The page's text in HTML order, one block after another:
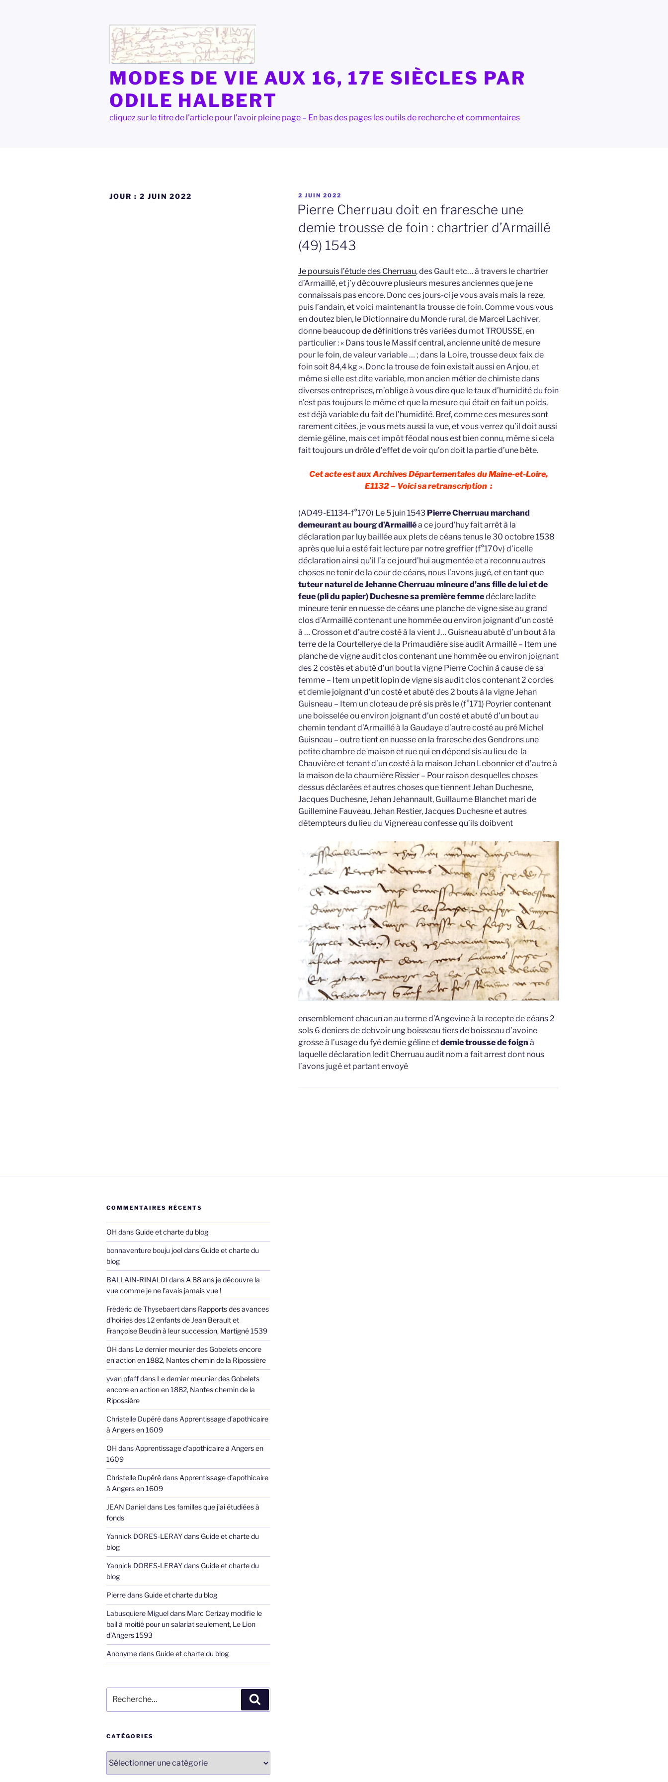
MODES DE VIE AUX 16, 17E SIÈCLES PAR
ODILE HALBERT
cliquez sur le titre de l'article pour l'avoir pleine page – En bas des pages les outils de recherche et commentaires
JOUR : 2 JUIN 2022
PUBLIÉ
LE
2 JUIN 2022
Pierre Cherruau doit en fraresche une
demie trousse de foin : chartrier d’Armaillé
(49) 1543
Je poursuis l’étude des Cherruau, des Gault etc… à travers le chartrier
d’Armaillé, et j’y découvre plusieurs mesures anciennes que je ne
connaissais pas encore. Donc ces jours-ci je vous avais mais la reze,
puis l’andain, et voici maintenant la trousse de foin. Comme vous vous
en doutez bien, le Dictionnaire du Monde rural, de Marcel Lachiver,
donne beaucoup de définitions très variées du mot TROUSSE, en
particulier : « Dans tous le Massif central, ancienne unité de mesure
pour le foin, de valeur variable … ; dans la Loire, trousse deux faix de
foin soit 84,4 kg ». Donc la trouse de foin existait aussi en Anjou, et
même si elle est dite variable, mon ancien métier de chimiste dans
diverses entreprises, m’oblige à vous dire que le taux d’humidité du foin
n’est pas toujours le même et que la mesure qui était en fait un poids,
est déjà variable du fait de l’humidité. Bref, comme ces mesures sont
rarement citées, je vous mets aussi la vue, et vous verrez qu’il doit aussi
demie géline, mais cet impôt féodal nous est bien connu, même si cela
fait toujours un drôle d’effet de voir qu’on doit la partie d’une bête.
Cet acte est aux Archives Départementales du Maine-et-Loire,
E1132 – Voici sa retranscription :
(AD49-E1134-f°170) Le 5 juin 1543 Pierre Cherruau marchand
demeurant au bourg d’Armailléa ce jourd’huy fait arrêt à la
déclaration par luy baillée aux plets de céans tenus le 30 octobre 1538
après que lui a esté fait lecture par notre greffier (f°170v) d’icelle
déclaration ainsi qu’il l’a ce jourd’hui augmentée et a reconnu autres
choses ne tenir de la cour de céans, nous l’avons jugé, et en tant que
tuteur naturel de Jehanne Cherruau mineure d’ans fille de lui et de
feue (pli du papier) Duchesne sa première femmedéclare ladite
mineure tenir en nuesse de céans une planche de vigne sise au grand
clos d’Armaillé contenant une hommée ou environ joignant d’un costé
à … Crosson et d’autre costé à la vient J… Guisneau abuté d’un bout à la
terre de la Courtellerye de la Primaudière sise audit Armaillé – Item une
planche de vigne audit clos contenant une hommée ou environ joignant
des 2 costés et abuté d’un bout la vigne Pierre Cochin à cause de sa
femme – Item un petit lopin de vigne sis audit clos contenant 2 cordes
et demie joignant d’un costé et abuté des 2 bouts à la vigne Jehan
Guisneau – Item un cloteau de pré sis près le (f°171) Poyrier contenant
une boisselée ou environ joignant d’un costé et abuté d’un bout au
chemin tendant d’Armaillé à la Gaudaye d’autre costé au pré Michel
Guisneau – outre tient en nuesse en la fraresche des Gendrons une
petite chambre de maison et rue qui en dépend sis au lieu de la
Chauvière et tenant d’un costé à la maison Jehan Lebonnier et d’autre à
la maison de la chaumière Rissier – Pour raison desquelles choses
dessus déclarées et autres choses que tiennent Jehan Duchesne,
Jacques Duchesne, Jehan Jehannault, Guillaume Blanchet mari de
Guillemine Fauveau, Jehan Restier, Jacques Duchesne et autres
détempteurs du lieu du Vignereau confesse qu’ils doibvent
ensemblement chacun an au terme d’Angevine à la recepte de céans 2
sols 6 deniers de debvoir ung boisseau tiers de boisseau d’avoine
grosse à l’usage du fyé demie géline etdemie trousse de foign à
laquelle déclaration ledit Cherruau audit nom a fait arrest dont nous
l’avons jugé et partant envoyé
COMMENTAIRES RÉCENTS
OH dans Guide et charte du blog
bonnaventure bouju joeldans Guide et charte du
blog
BALLAIN-RINALDI dans A 88 ans je découvre la
vue comme je ne l’avais jamais vue !
Frédéric de Thysebaertdans Rapports des avances
d’hoiries des 12 enfants de Jean Berault et
Françoise Beudin à leur succession, Martigné 1539
OH dans Le dernier meunier des Gobelets encore
en action en 1882, Nantes chemin de la Ripossière
yvan pfaffdans Le dernier meunier des Gobelets
encore en action en 1882, Nantes chemin de la
Ripossière
Christelle Dupérédans Apprentissage d’apothicaire
à Angers en 1609
OH dans Apprentissage d’apothicaire à Angers en
1609
Christelle Dupérédans Apprentissage d’apothicaire
à Angers en 1609
JEAN Danieldans Les familles que j’ai étudiées à
fonds
Yannick DORES-LERAYdans Guide et charte du
blog
Yannick DORES-LERAYdans Guide et charte du
blog
Pierredans Guide et charte du blog
Labusquiere Migueldans Marc Cerizay modifie le
bail à moitié pour un salariat seulement, Le Lion
d’Angers 1593
Anonymedans Guide et charte du blog
pour
:
CATÉGORIES